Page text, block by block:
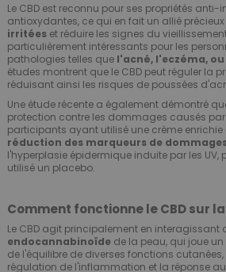
Le CBD est reconnu pour ses propriétés
antioxydantes, ce qui en fait un allié
irritées et réduire les signes du
particulièrement intéressants pour les
pathologies telles que l'acné, l'eczéma,
études montrent que le CBD peut réguler la
réduisant ainsi les risques de poussées
Une étude récente a également démontré
protection contre les dommages causés par
participants ayant utilisé une crème enrichie
réduction des marqueurs de
l'hyperplasie épidermique induite par les
utilisé un placebo.
Comment fonctionne le CBD sur
Le CBD agit principalement en interagissant
endocannabinoïde de la peau, qui joue
de l'équilibre de diverses fonctions
régulation de l'inflammation et la réponse